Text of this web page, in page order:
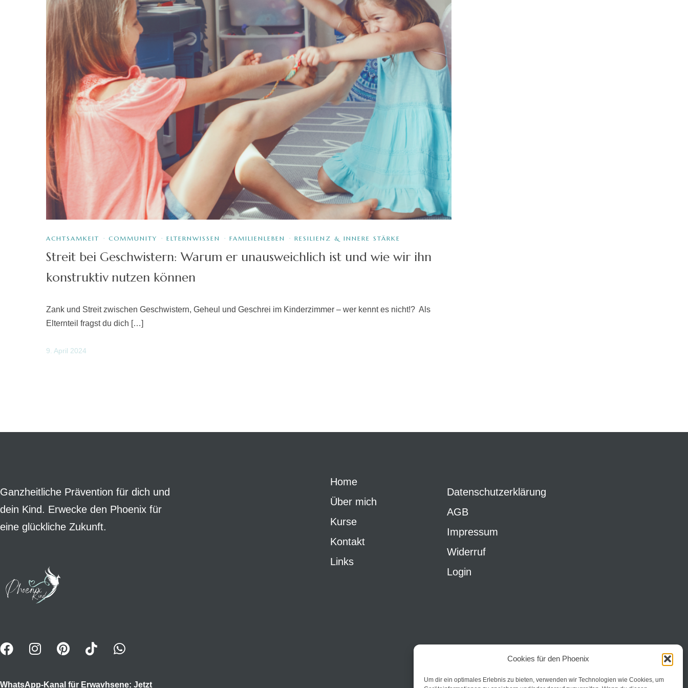
Cookies für den Phoenix
Um dir ein optimales Erlebnis zu bieten, verwenden wir Technologien wie Cookies, um
ACHTSAMKEIT · COMMUNITY · ELTERNWISSEN · FAMILIENLEBEN · RESILIENZ & INNERE STÄRKE
Streit bei Geschwistern: Warum er unausweichlich ist und wie wir ihn
konstruktiv nutzen können
Zank und Streit zwischen Geschwistern, Geheul und Geschrei im Kinderzimmer – wer kennt es nicht!? Als
Elternteil fragst du dich […]
9. April 2024
Ganzheitliche Prävention für dich und
dein Kind. Erwecke den Phoenix für
eine glückliche Zukunft.
WhatsApp-Kanal für Erwavhsene: Jetzt
Home
Über mich
Kurse
Kontakt
Links
Datenschutzerklärung
AGB
Impressum
Widerruf
Login